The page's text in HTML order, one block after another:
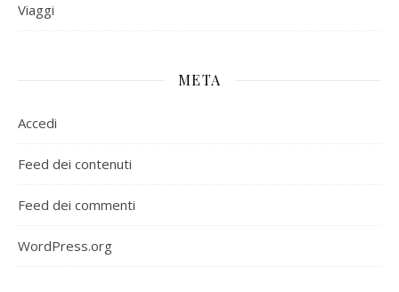
Viaggi
META
Accedi
Feed dei contenuti
Feed dei commenti
WordPress.org